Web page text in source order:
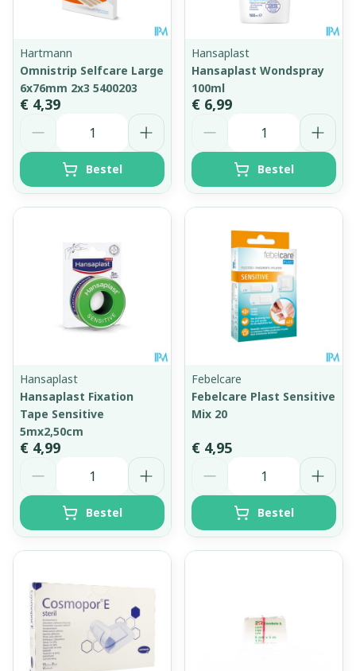
Hartmann
Omnistrip Selfcare Large
6x76mm 2x3 5400203
€ 4,39
Bestel
Hansaplast
Hansaplast Wondspray
100ml
€ 6,99
Bestel
Hansaplast
Hansaplast Fixation
Tape Sensitive
5mx2,50cm
€ 4,99
Bestel
Febelcare
Febelcare Plast Sensitive
Mix 20
€ 4,95
Bestel